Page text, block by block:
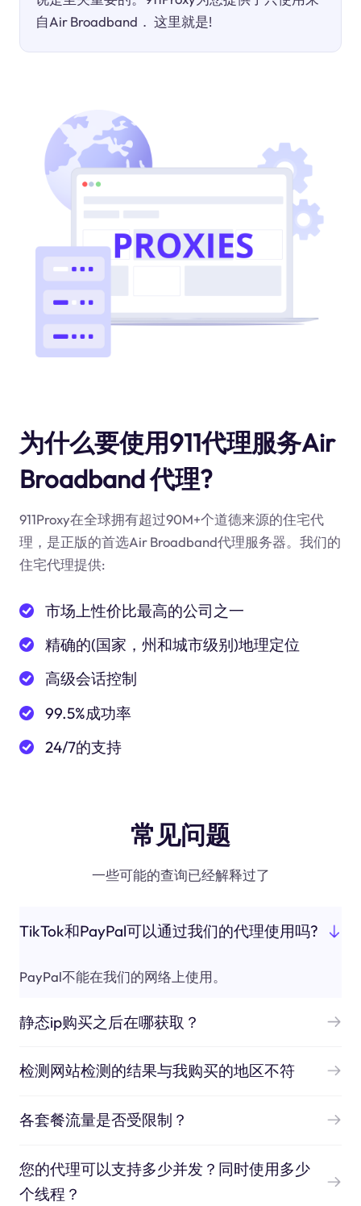
自Air Broadband． 这里就是!
为什么要使用911代理服务Air
Broadband 代理?
911Proxy在全球拥有超过90M+个道德来源的住宅代
理，是正版的首选Air Broadband代理服务器。我们的
住宅代理提供:
市场上性价比最高的公司之一
精确的(国家，州和城市级别)地理定位
高级会话控制
99.5%成功率
24/7的支持
常见问题
一些可能的查询已经解释过了
TikTok和PayPal可以通过我们的代理使用吗?
PayPal不能在我们的网络上使用。
静态ip购买之后在哪获取？
检测网站检测的结果与我购买的地区不符
各套餐流量是否受限制？
您的代理可以支持多少并发？同时使用多少
个线程？